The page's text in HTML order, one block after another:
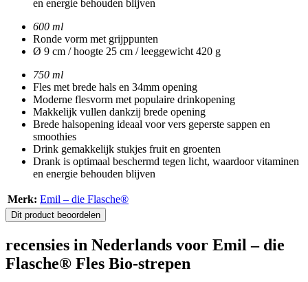
en energie behouden blijven
600 ml
Ronde vorm met grijppunten
Ø 9 cm / hoogte 25 cm / leeggewicht 420 g
750 ml
Fles met brede hals en 34mm opening
Moderne flesvorm met populaire drinkopening
Makkelijk vullen dankzij brede opening
Brede halsopening ideaal voor vers geperste sappen en
smoothies
Drink gemakkelijk stukjes fruit en groenten
Drank is optimaal beschermd tegen licht, waardoor vitaminen
en energie behouden blijven
Merk: Emil – die Flasche®
Dit product beoordelen
recensies in Nederlands voor Emil – die
Flasche® Fles Bio-strepen